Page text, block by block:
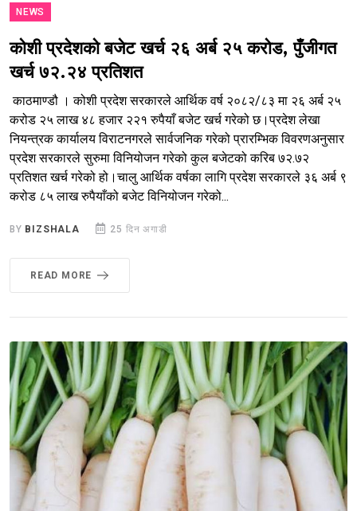
NEWS
कोशी प्रदेशको बजेट खर्च २६ अर्ब २५ करोड, पुँजीगत
खर्च ७२.२४ प्रतिशत
काठमाण्डौ । कोशी प्रदेश सरकारले आर्थिक वर्ष २०८२/८३ मा २६ अर्ब २५
करोड २५ लाख ४८ हजार २२१ रुपैयाँ बजेट खर्च गरेको छ।प्रदेश लेखा
नियन्त्रक कार्यालय विराटनगरले सार्वजनिक गरेको प्रारम्भिक विवरणअनुसार
प्रदेश सरकारले सुरुमा विनियोजन गरेको कुल बजेटको करिब ७२.७२
प्रतिशत खर्च गरेको हो।चालु आर्थिक वर्षका लागि प्रदेश सरकारले ३६ अर्ब ९
करोड ८५ लाख रुपैयाँको बजेट विनियोजन गरेको...
BY BIZSHALA 25 दिन अगाडी
READ MORE